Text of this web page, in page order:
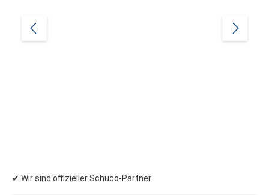
✔ Wir sind offizieller Schüco-Partner